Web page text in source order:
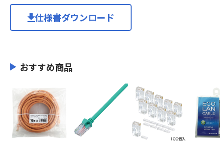
仕様書ダウンロード
おすすめ商品